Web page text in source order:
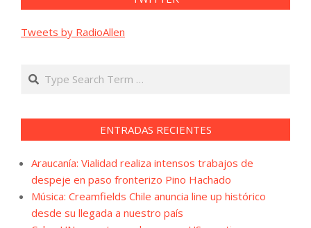
Tweets by RadioAllen
Search
ENTRADAS RECIENTES
Araucanía: Vialidad realiza intensos trabajos de
despeje en paso fronterizo Pino Hachado
Música: Creamfields Chile anuncia line up histórico
desde su llegada a nuestro país